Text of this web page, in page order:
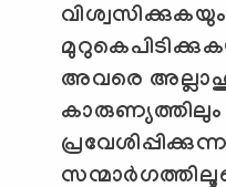
അവരെ
കാരുണ്യത്തിലും